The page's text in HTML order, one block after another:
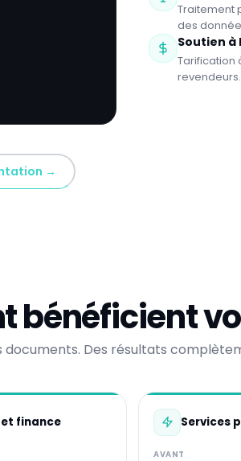
Traitement
des
Soutien
Tarification
revendeurs.
→
bénéficient
documents. Des résultats
finance Services
AVANT